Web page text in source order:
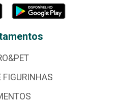
FIGURINHAS